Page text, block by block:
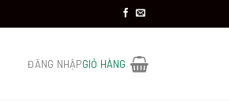
ĐĂNG NHẬPGIỎ HÀNG